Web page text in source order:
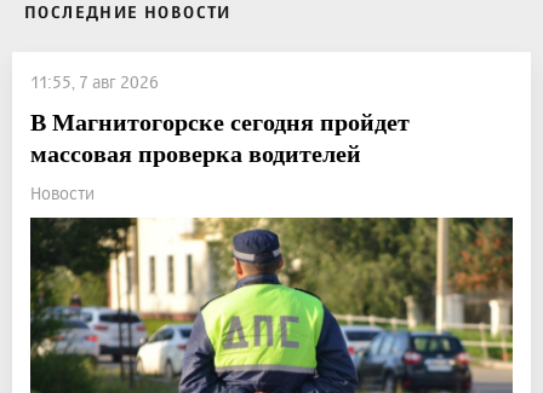
ПОСЛЕДНИЕ НОВОСТИ
11:55, 7 авг 2026
В Магнитогорске сегодня пройдет
массовая проверка водителей
Новости